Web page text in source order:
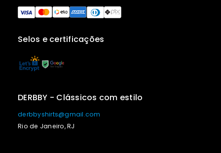
Selos e certificações
DERBBY - Clássicos com estilo
derbbyshirts@gmail.com
Rio de Janeiro, RJ